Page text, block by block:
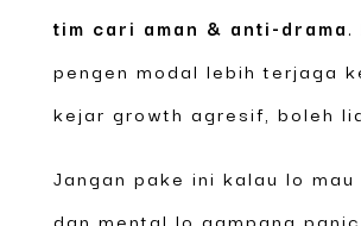
tim cari aman & anti-drama.
pengen modal lebih terjaga
kejar growth agresif, boleh
Jangan pake ini kalau lo
dan mental lo gampang